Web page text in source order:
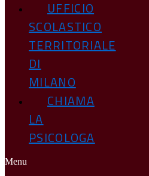
UFFICIO
SCOLASTICO
TERRITORIALE
DI
MILANO
CHIAMA
LA
PSICOLOGA
Menu